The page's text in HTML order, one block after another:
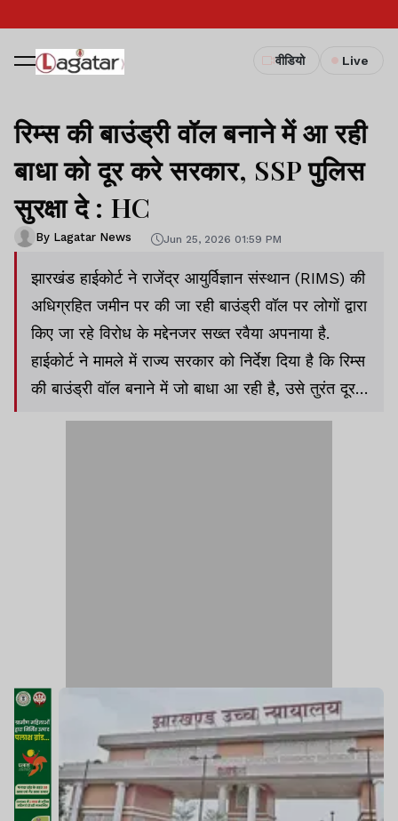
वीडियो Live
रिम्स की बाउंड्री वॉल बनाने में आ रही
बाधा को दूर करे सरकार, SSP पुलिस
सुरक्षा दे : HC
By Lagatar News Jun 25, 2026 01:59 PM
झारखंड हाईकोर्ट ने राजेंद्र आयुर्विज्ञान संस्थान (RIMS) की
अधिग्रहित जमीन पर की जा रही बाउंड्री वॉल पर लोगों द्वारा
किए जा रहे विरोध के मद्देनजर सख्त रवैया अपनाया है.
हाईकोर्ट ने मामले में राज्य सरकार को निर्देश दिया है कि रिम्स
की बाउंड्री वॉल बनाने में जो बाधा आ रही है, उसे तुरंत दूर